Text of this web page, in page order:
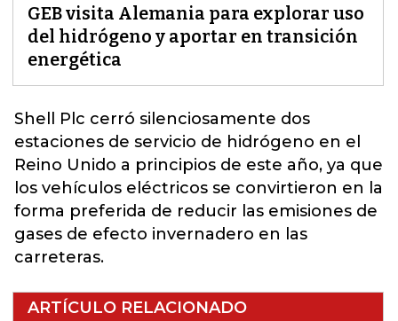
GEB visita Alemania para explorar uso
del hidrógeno y aportar en transición
energética
Shell Plc cerró silenciosamente dos
estaciones de servicio de hidrógeno en el
Reino Unido a principios de este año, ya que
los vehículos eléctricos se convirtieron en la
forma preferida de reducir las emisiones de
gases de efecto invernadero en las
carreteras.
ARTÍCULO RELACIONADO